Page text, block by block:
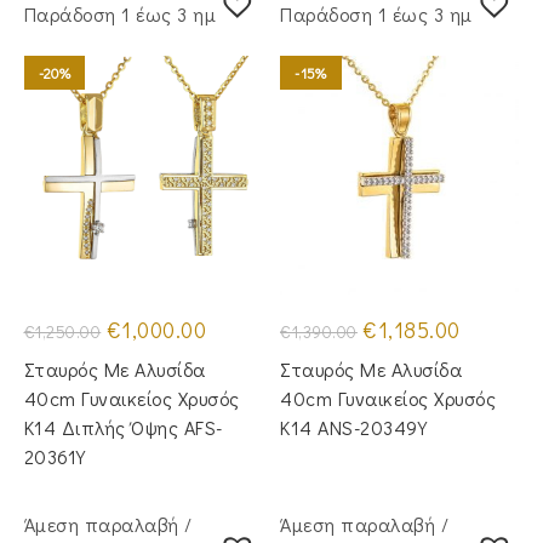
Παράδoση 1 έως 3 ημέρες
-20%
€1,250.00 Original
price
was:
€1,250.00.
€1,000.00
€1,000.00.
Σταυρός Με Αλυσίδα
40cm Γυναικείος Χρυσός
Κ14 Διπλής Όψης AFS-
20361Y
Παράδoση 1 έως 3 ημέρες
-15%
€1,390.00 Original
price
was:
€1,390.00.
€1,185.00
είναι:
€1,185.00.
Σταυρός Mε Aλυσίδα
40cm Γυναικείος Χρυσός
Κ14 ANS-20349Y
Άμεση παραλαβή /
Άμεση παραλαβή /